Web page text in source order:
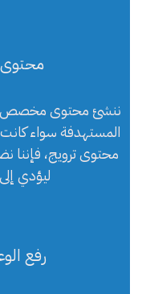
ننشئ محتوى مخصص
المستهدفة سواء
محتوى ترويج،
ليؤدي
رفع